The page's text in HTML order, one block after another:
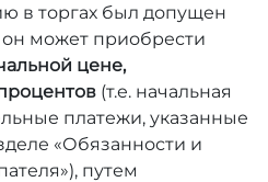
в торгах был допущен
он может приобрести
цене,
(т.е. начальная
платежи, указанные
«Обязанности и
путем